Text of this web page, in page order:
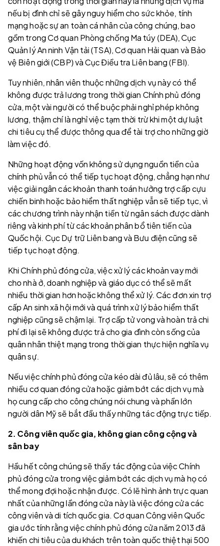
nếu bị đình chỉ sẽ gây nguy hiểm cho sức khỏe, tính
mạng hoặc sự an toàn cá nhân của công chúng, bao
gồm trong Cơ quan Phòng chống Ma túy (DEA), Cục
Quản lý An ninh Vận tải (TSA), Cơ quan Hải quan và Bảo
vệ Biên giới (CBP) và Cục Điều tra Liên bang (FBI).
Tuy nhiên, nhân viên thuộc những dịch vụ này có thể
không được trả lương trong thời gian Chính phủ đóng
cửa, một vài người có thể buộc phải nghỉ phép không
lương, thậm chí là nghỉ việc tạm thời trừ khi một dự luật
chi tiêu cụ thể được thông qua để tài trợ cho những giờ
làm việc đó.
Những hoạt động vốn không sử dụng nguồn tiền của
chính phủ vẫn có thể tiếp tục hoạt động, chẳng hạn như
việc giải ngân các khoản thanh toán hưởng trợ cấp cựu
chiến binh hoặc bảo hiểm thất nghiệp vẫn sẽ tiếp tục, vì
các chương trình này nhận tiền từ ngân sách được dành
riêng và kinh phí từ các khoản phân bổ tiên tiến của
Quốc hội. Cục Dự trữ Liên bang và Bưu điện cũng sẽ
tiếp tục hoạt động.
Khi Chính phủ đóng cửa, việc xử lý các khoản vay mới
cho nhà ở, doanh nghiệp và giáo dục có thể sẽ mất
nhiều thời gian hơn hoặc không thể xử lý. Các đơn xin trợ
cấp An sinh xã hội mới và quá trình xử lý bảo hiểm thất
nghiệp cũng sẽ chậm lại. Trợ cấp tử vong và hoàn trả chi
phí đi lại sẽ không được trả cho gia đình còn sống của
quân nhân thiệt mạng trong thời gian thực hiện nghĩa vụ
quân sự.
Nếu việc chính phủ đóng cửa kéo dài đủ lâu, sẽ có thêm
nhiều cơ quan đóng cửa hoặc giảm bớt các dịch vụ mà
họ cung cấp cho công chúng nói chung và phần lớn
người dân Mỹ sẽ bắt đầu thấy những tác động trực tiếp.
2. Công viên quốc gia, không gian công cộng và
sân bay
Hầu hết công chúng sẽ thấy tác động của việc Chính
phủ đóng cửa trong việc giảm bớt các dịch vụ mà họ có
thể mong đợi hoặc nhận được. Có lẽ hình ảnh trực quan
nhất của những lần đóng cửa này là việc đóng cửa các
công viên và di tích quốc gia. Cơ quan Công viên Quốc
gia ước tính rằng việc chính phủ đóng cửa năm 2013 đã
khiến chi tiêu của du khách trên toàn quốc thiệt hại 500